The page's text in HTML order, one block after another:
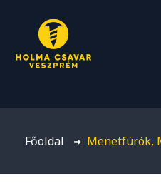
Főoldal Menetfúrók,